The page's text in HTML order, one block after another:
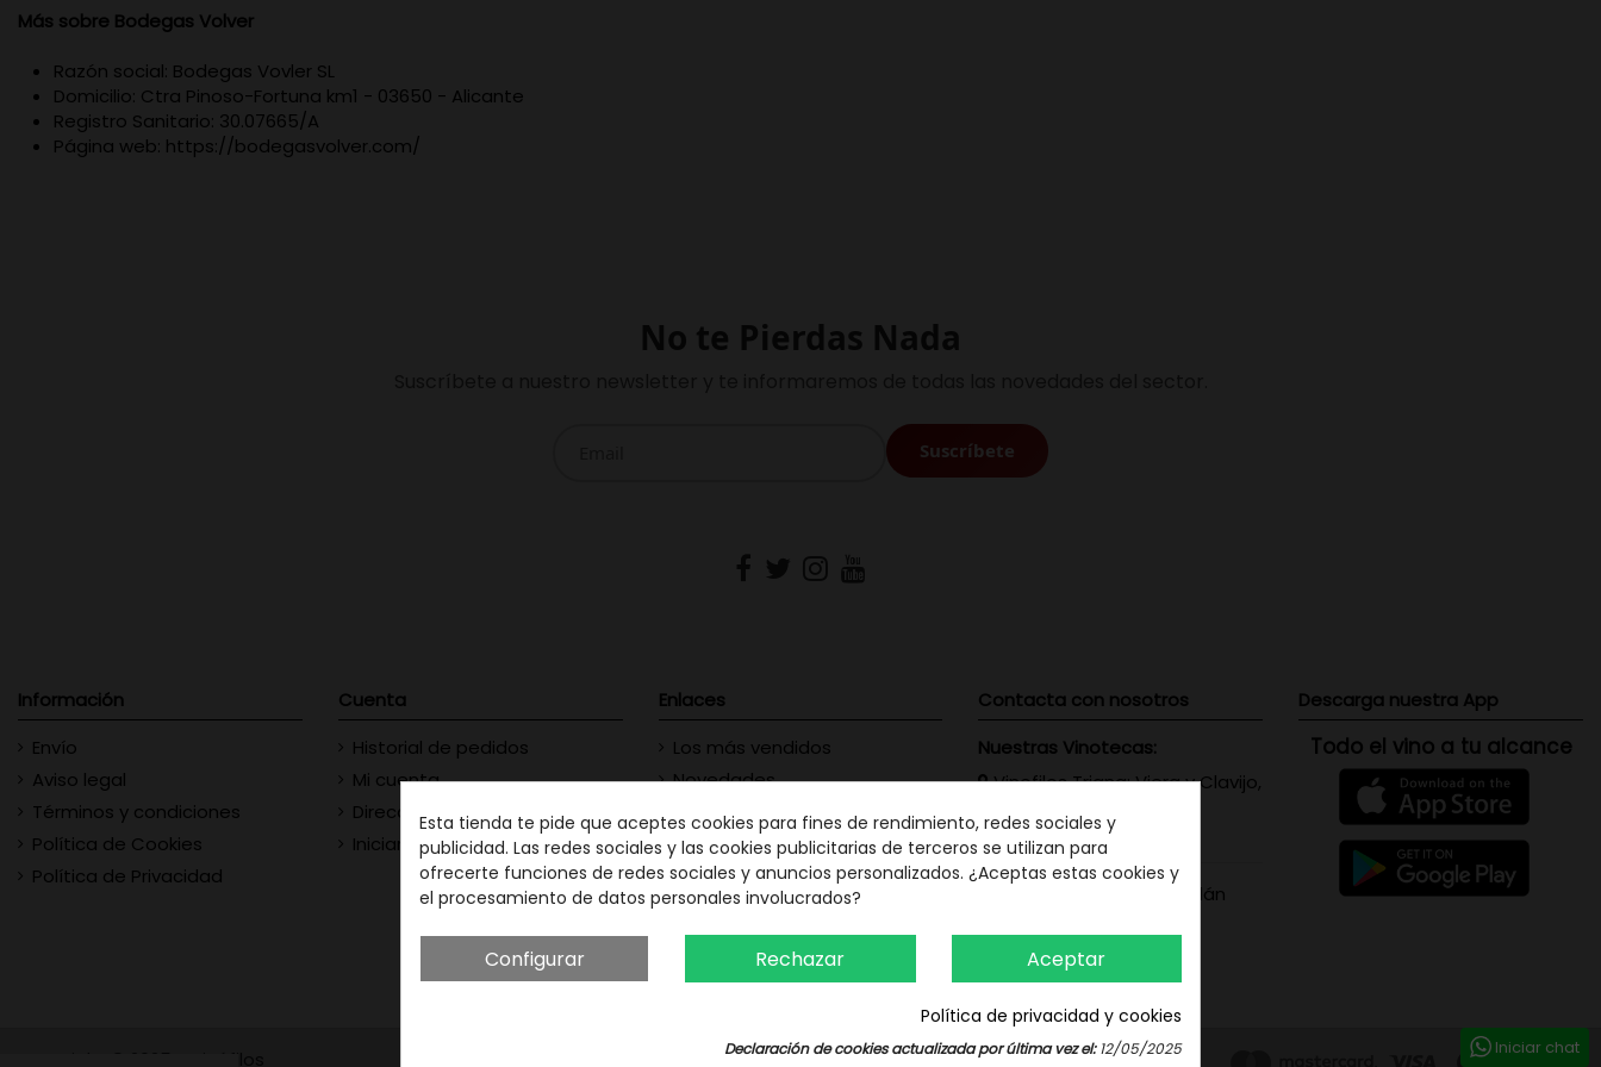
Más sobre Bodegas Volver
Razón social: Bodegas Vovler SL
Domicilio: Ctra Pinoso-Fortuna km1 - 03650 - Alicante
Registro Sanitario: 30.07665/A
Página web: https://bodegasvolver.com/
No te Pierdas Nada
Información
Envío
Aviso legal
Términos y condiciones
Política de Cookies
Política de Privacidad
Cuenta
Historial de pedidos
Mi cuenta
Direcciones
Iniciar sesión
Enlaces
Los más vendidos
Novedades
Contacte con nosotros
Contacta con nosotros
Nuestras Vinotecas:
Vinofilos Triana: Viera y Clavijo,
GC: 828071656
Vinófilos Santa Cruz: Adán
TF: 663387208
Descarga nuestra App
Todo el vino a tu alcance
Copyright © 2025 - Vinófilos Iniciar chat
Esta tienda te pide que aceptes cookies para fines de rendimiento, redes sociales y
publicidad. Las redes sociales y las cookies publicitarias de terceros se utilizan para
ofrecerte funciones de redes sociales y anuncios personalizados. ¿Aceptas estas cookies y
el procesamiento de datos personales involucrados?
Configurar Rechazar Aceptar
Política de privacidad y cookies
Declaración de cookies actualizada por última vez el:12/05/2025